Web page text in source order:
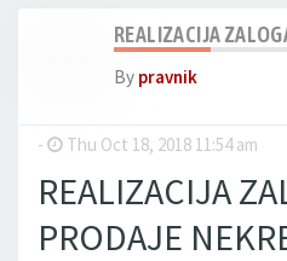
REALIZACIJA
By pravnik
- Thu Oct 18, 2018 11:54 am
REALIZACIJA
PRODAJE